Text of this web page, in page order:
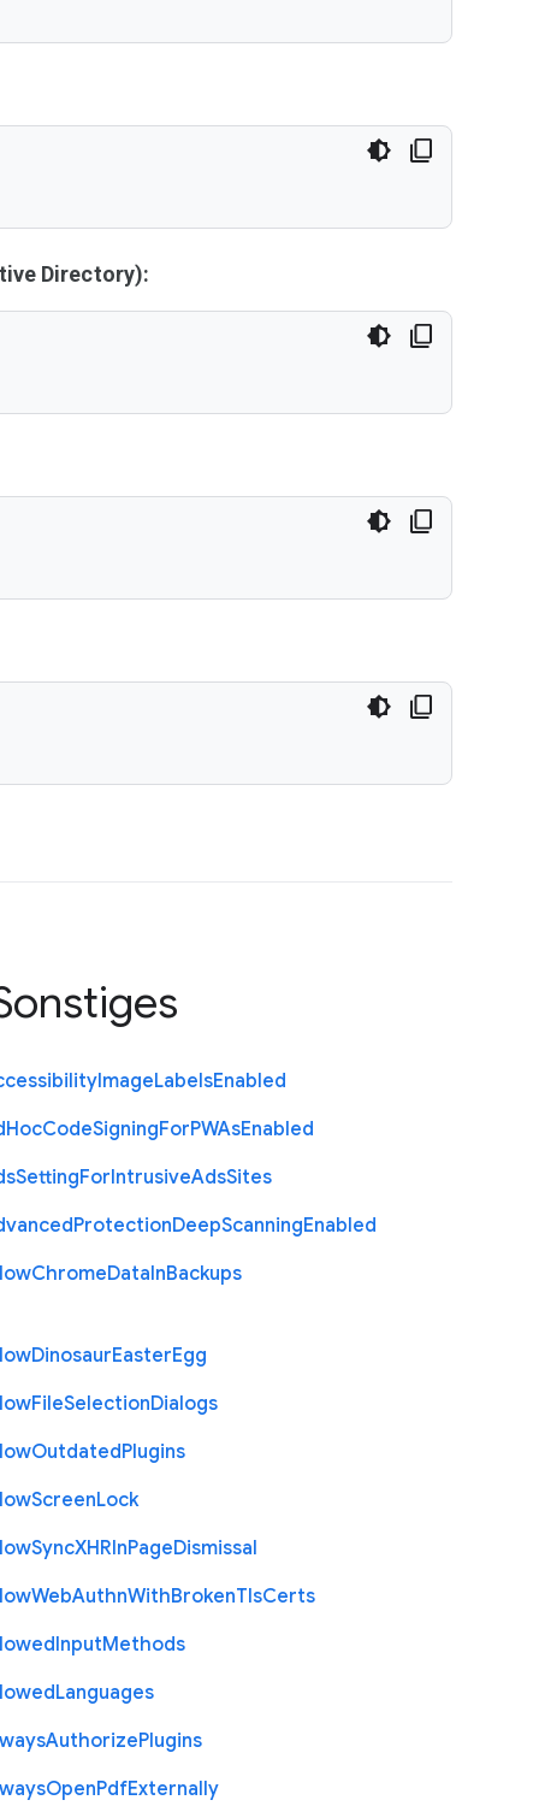
Directory):
ImageLabelsEnabled
HocCodeSigningForPWAsEnabled
SettingForIntrusiveAdsSites
ProtectionDeepScanningEnabled
ChromeDataInBackups
DinosaurEasterEgg
FileSelectionDialogs
OutdatedPlugins
ScreenLock
SyncXHRInPageDismissal
WebAuthnWithBrokenTlsCerts
InputMethods
Languages
AuthorizePlugins
OpenPdfExternally